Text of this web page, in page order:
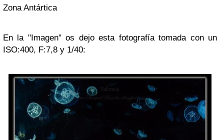
Zona Antártica
En la "Imagen" os dejo esta fotografía tomada con un
ISO:400, F:7,8 y 1/40: